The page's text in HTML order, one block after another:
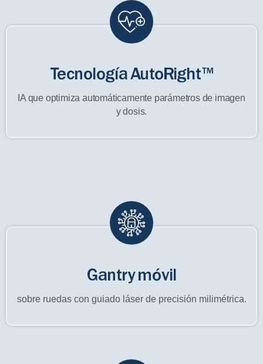
Tecnología AutoRight™
IA que optimiza automáticamente parámetros de imagen
y dosis.
Gantry móvil
sobre ruedas con guiado láser de precisión milimétrica.